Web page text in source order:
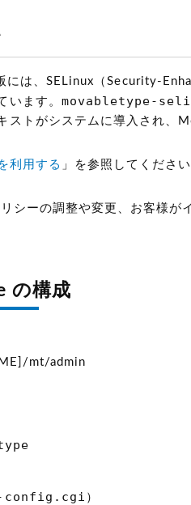
には、SELinux（Security-
います。 movabletype-
ストがシステムに導入され、
利用する 」を参照してください
シーの調整や変更、お客様が
の構成
mt/admin
config.cgi ）